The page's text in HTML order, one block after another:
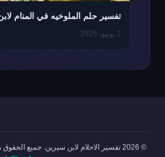
تفسير حلم الملوخيه في المنام
2 يونيو، 2025
© 2026 تفسير الاحلام لابن سيرين. جميع الحقوق محفوظة.